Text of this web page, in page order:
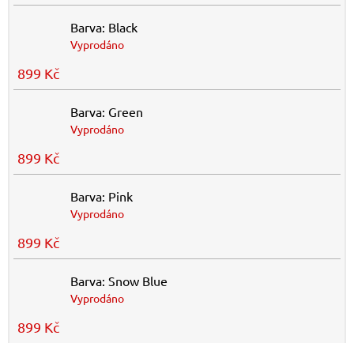
Barva: Black
Vyprodáno
899 Kč
Barva: Green
Vyprodáno
899 Kč
Barva: Pink
Vyprodáno
899 Kč
Barva: Snow Blue
Vyprodáno
899 Kč